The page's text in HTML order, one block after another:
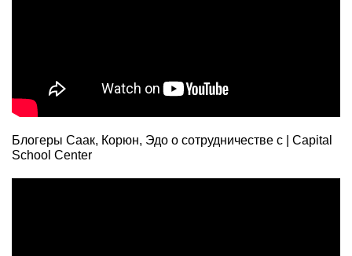
Блогеры Саак, Корюн, Эдо о сотрудничестве с | Capital
School Center